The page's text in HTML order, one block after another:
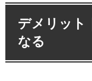
デメリット
なる